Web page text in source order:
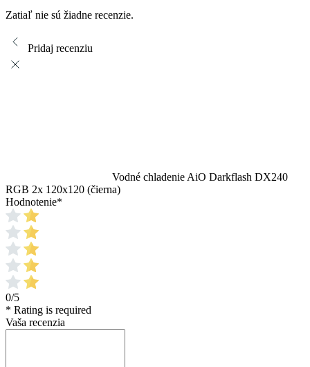
Zatiaľ nie sú žiadne recenzie.
Pridaj recenziu
Vodné chladenie AiO Darkflash DX240
RGB 2x 120x120 (čierna)
Hodnotenie*
0/5
* Rating is required
Vaša recenzia